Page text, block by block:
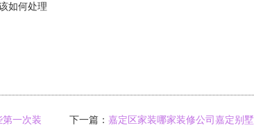
如何处理
一次装 下一篇： 嘉定区家装哪家装修公司嘉定别墅